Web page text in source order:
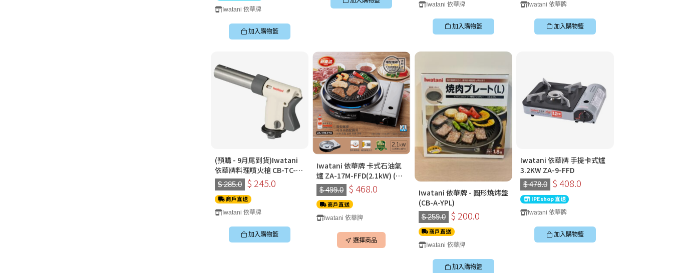
Iwatani 依華牌
加入購物籃
Iwatani 依華牌
加入購物籃
Iwatani 依華牌
加入購物籃
(預購 - 9月尾到貨)Iwatani
依華牌料理噴火槍 CB-TC-
CKWH (香港行貨) (不連卡式
氣固定板)
$ 285.0 $ 245.0
商戶直送
Iwatani 依華牌
加入購物籃
Iwatani 依華牌 卡式石油氣
爐 ZA-17M-FFD(2.1kW) (連/
不連 CB-A-YPL 燒烤盆)
$ 499.0 $ 468.0
商戶直送
Iwatani 依華牌
選擇商品
Iwatani 依華牌 - 圓形燒烤盤
(CB-A-YPL)
$ 259.0 $ 200.0
商戶直送
Iwatani 依華牌
加入購物籃
Iwatani 依華牌 手提卡式爐
3.2KW ZA-9-FFD
$ 478.0 $ 408.0
IPEshop 直送
Iwatani 依華牌
加入購物籃